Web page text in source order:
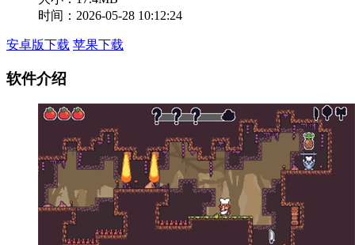
时间：2026-05-28 10:12:24
安卓版下载 苹果下载
软件介绍